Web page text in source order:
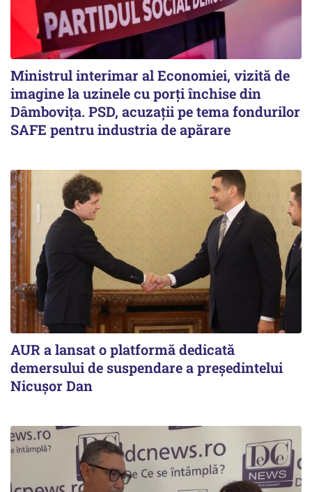
Ministrul interimar al Economiei, vizită de
imagine la uzinele cu porți închise din
Dâmbovița. PSD, acuzații pe tema fondurilor
SAFE pentru industria de apărare
AUR a lansat o platformă dedicată
demersului de suspendare a președintelui
Nicușor Dan